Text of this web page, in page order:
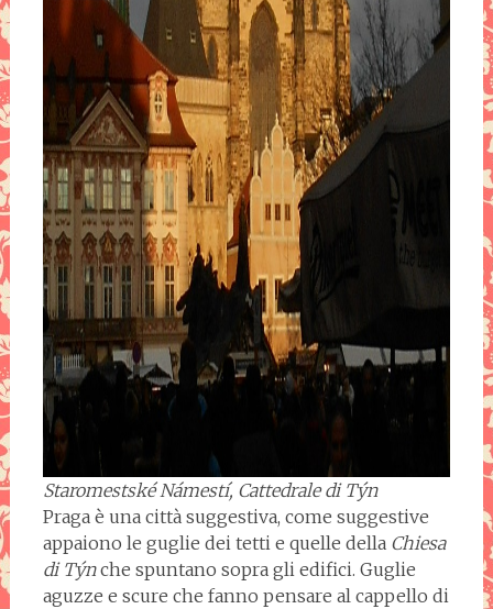
Staromestské Námestí, Cattedrale di Týn
Praga è una città suggestiva, come suggestive
appaiono le guglie dei tetti e quelle della Chiesa
di Týnche spuntano sopra gli edifici. Guglie
aguzze e scure che fanno pensare al cappello di